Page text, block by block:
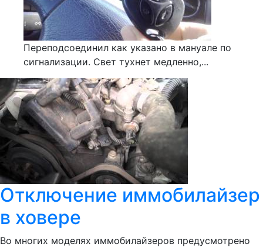
Переподсоединил как указано в мануале по
сигнализации. Свет тухнет медленно,...
Отключение иммобилайзер
в ховере
Во многих моделях иммобилайзеров предусмотрено